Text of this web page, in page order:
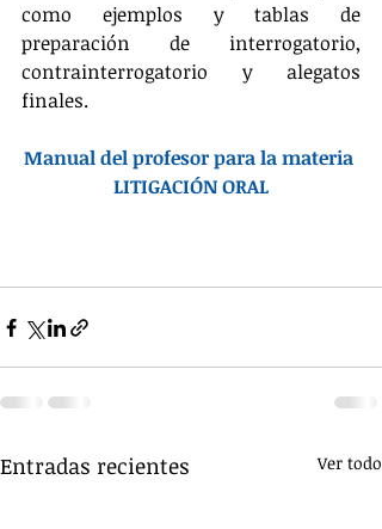
como ejemplos y tablas de
preparación de interrogatorio,
contrainterrogatorio y alegatos
finales.
Manual del profesor para la materia
LITIGACIÓN ORAL
Entradas recientes Ver todo